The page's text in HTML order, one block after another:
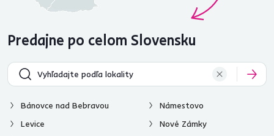
Predajne po celom Slovensku
Bánovce nad Bebravou
Levice
Námestovo
Nové Zámky